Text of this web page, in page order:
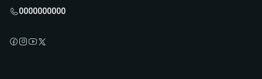
0000000000